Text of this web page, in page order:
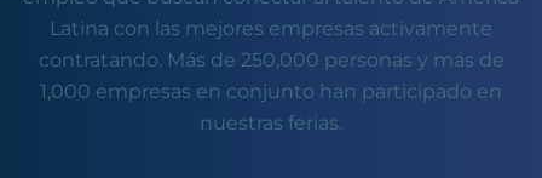
Latina con las mejores empresas activamente
contratando. Más de 250,000 personas y más de
1,000 empresas en conjunto han participado en
nuestras ferias.